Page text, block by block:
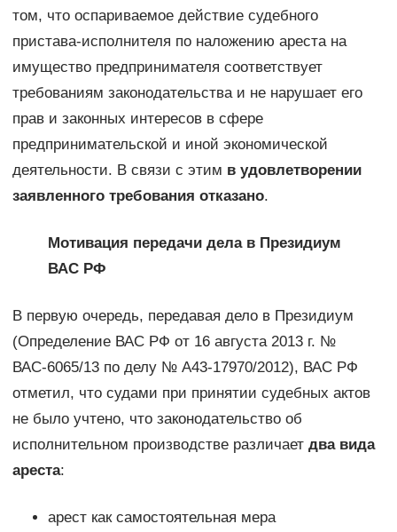
том, что оспариваемое действие судебного
пристава-исполнителя по наложению ареста на
имущество предпринимателя соответствует
требованиям законодательства и не нарушает его
прав и законных интересов в сфере
предпринимательской и иной экономической
деятельности. В связи с этим в удовлетворении
заявленного требования отказано.
Мотивация передачи дела в Президиум
ВАС РФ
В первую очередь, передавая дело в Президиум
(Определение ВАС РФ от 16 августа 2013 г. №
ВАС-6065/13 по делу № А43-17970/2012), ВАС РФ
отметил, что судами при принятии судебных актов
не было учтено, что законодательство об
исполнительном производстве различает два вида
ареста:
арест как самостоятельная мера